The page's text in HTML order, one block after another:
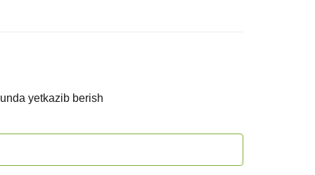
yetkazib berish